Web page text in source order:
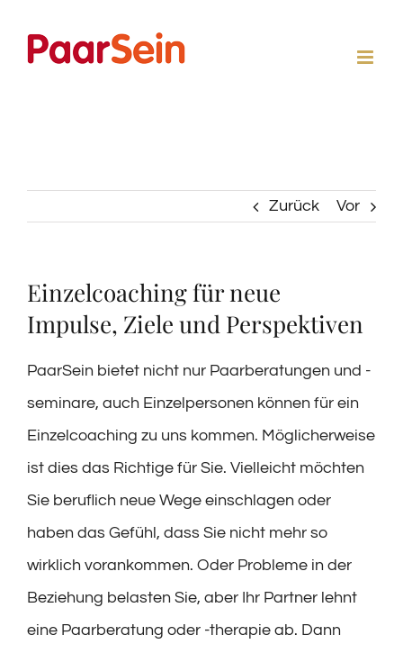
Inhalt
Zurück Vor
Einzelcoaching für neue
Impulse, Ziele und Perspektiven
PaarSein bietet nicht nur Paarberatungen und -
seminare, auch Einzelpersonen können für ein
Einzelcoaching zu uns kommen. Möglicherweise
ist dies das Richtige für Sie. Vielleicht möchten
Sie beruflich neue Wege einschlagen oder
haben das Gefühl, dass Sie nicht mehr so
wirklich vorankommen. Oder Probleme in der
Beziehung belasten Sie, aber Ihr Partner lehnt
eine Paarberatung oder -therapie ab. Dann